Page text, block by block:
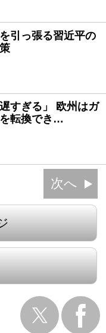
引っ張る習近平の
すぎる」 欧州はガ
転換でき…
次へ